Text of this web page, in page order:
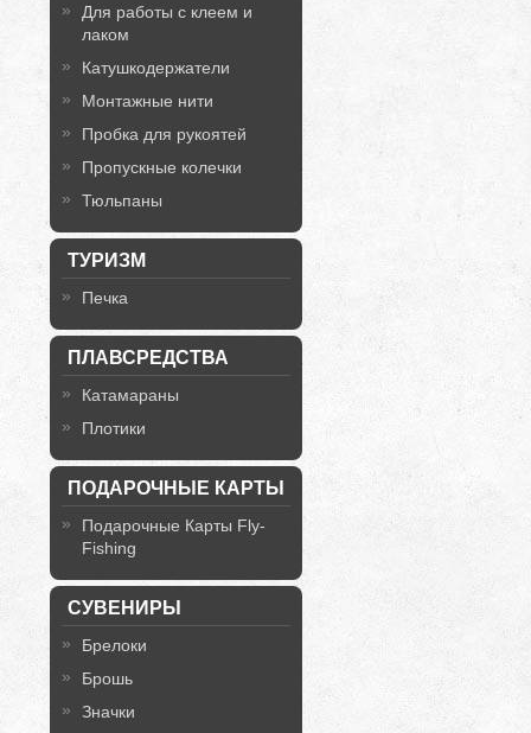
Для работы с клеем и
лаком
Катушкодержатели
Монтажные нити
Пробка для рукоятей
Пропускные колечки
Тюльпаны
ТУРИЗМ
Печка
ПЛАВСРЕДСТВА
Катамараны
Плотики
ПОДАРОЧНЫЕ КАРТЫ
Подарочные Карты Fly-
Fishing
СУВЕНИРЫ
Брелоки
Брошь
Значки